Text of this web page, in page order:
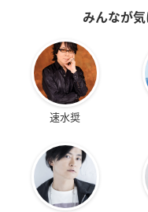
みんなが
速水奨